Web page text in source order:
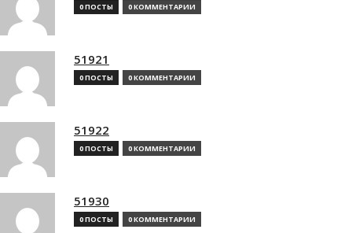
0 ПОСТЫ 0 КОММЕНТАРИИ
51921
0 ПОСТЫ 0 КОММЕНТАРИИ
51922
0 ПОСТЫ 0 КОММЕНТАРИИ
51930
0 ПОСТЫ 0 КОММЕНТАРИИ